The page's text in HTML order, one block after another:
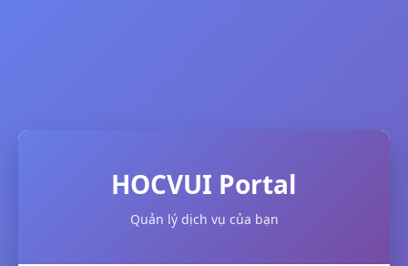
HOCVUI Portal
Quản lý dịch vụ của bạn